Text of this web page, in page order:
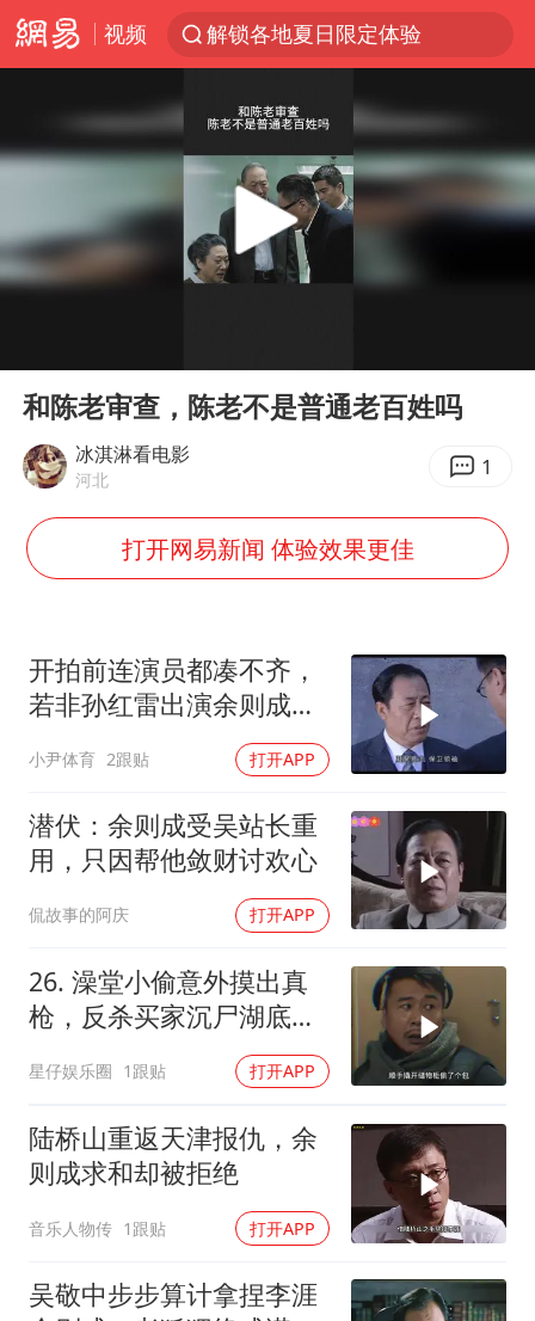
视频
解锁各地夏日限定体验
台风白海豚闭眼浙江上海处于危险半圆
香港宏福苑火灾或由烟头引起
浙江金华：市民非必要不外出
白海豚将正面袭击贯穿浙江
刘浩存百花奖开幕式红裙起舞
万岁山接盘烂尾恒大文旅城
薛之谦杭州站演唱会取消
“准2万亿”之城点名支持三所大学
店主称换“青海拉面”招牌后生意更好
女儿为争财产堵门阻挠父亲出殡
Play
和陈老审查，陈老不是普通老百姓吗
冰淇淋看电影
河北 1
打开网易新闻 体验效果更佳
开拍前连演员都凑不齐，
若非孙红雷出演余则成，
小尹体育 2跟贴 打开APP
潜伏：余则成受吴站长重
用，只因帮他敛财讨欢心
侃故事的阿庆 打开APP
26. 澡堂小偷意外摸出真
枪，反杀买家沉尸湖底，
星仔娱乐圈 1跟贴 打开APP
陆桥山重返天津报仇，余
则成求和却被拒绝
音乐人物传 1跟贴 打开APP
吴敬中步步算计拿捏李涯